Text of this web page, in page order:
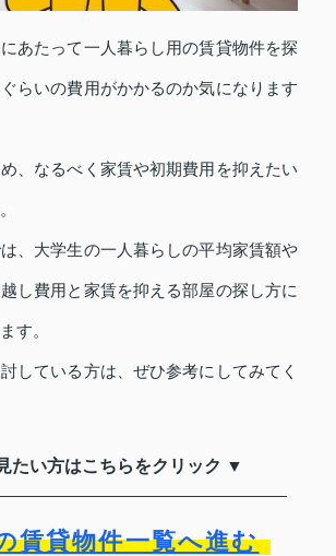
あたって一人暮らし用の賃貸物件を探
らいの費用がかかるのか気になります
、なるべく家賃や初期費用を抑えたい
、大学生の一人暮らしの平均家賃額や
し費用と家賃を抑える部屋の探し方に
す。
している方は、ぜひ参考にしてみてく
たい方はこちらをクリック ▼
賃貸物件一覧へ進む